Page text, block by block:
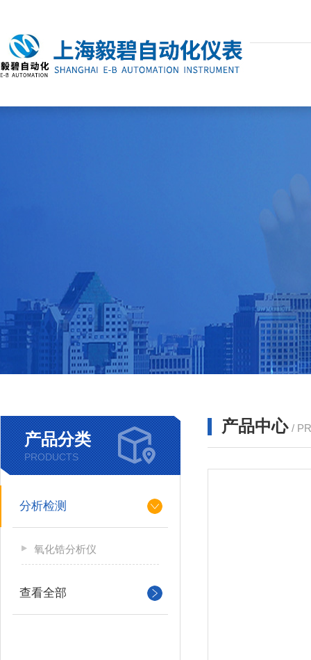
产品分类
PRODUCTS
分析检测
氧化锆分析仪
查看全部
产品中心 /